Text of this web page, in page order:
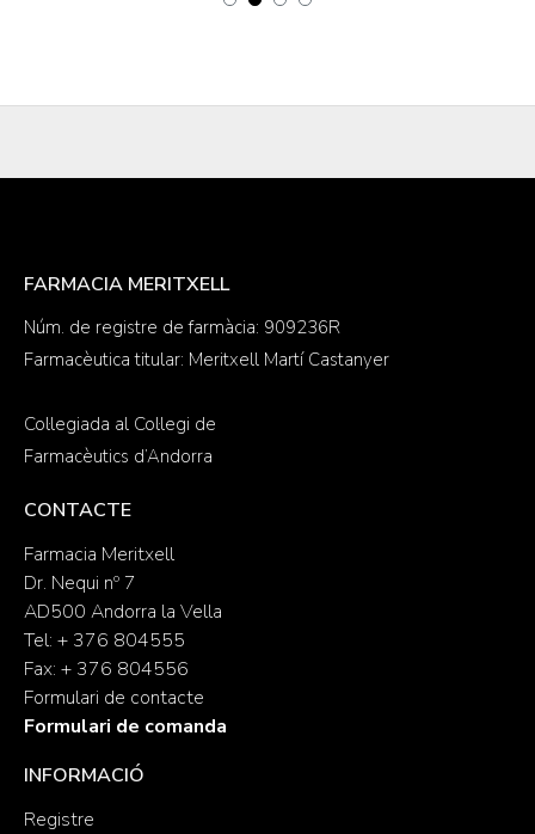
FARMACIA MERITXELL
Núm. de registre de farmàcia: 909236R
Farmacèutica titular: Meritxell Martí Castanyer
Col·legiada al Col·legi de
Farmacèutics d’Andorra
CONTACTE
Farmacia Meritxell
Dr. Nequi nº 7
AD500 Andorra la Vella
Tel: + 376 804555
Fax: + 376 804556
Formulari de contacte
Formulari de comanda
INFORMACIÓ
Registre